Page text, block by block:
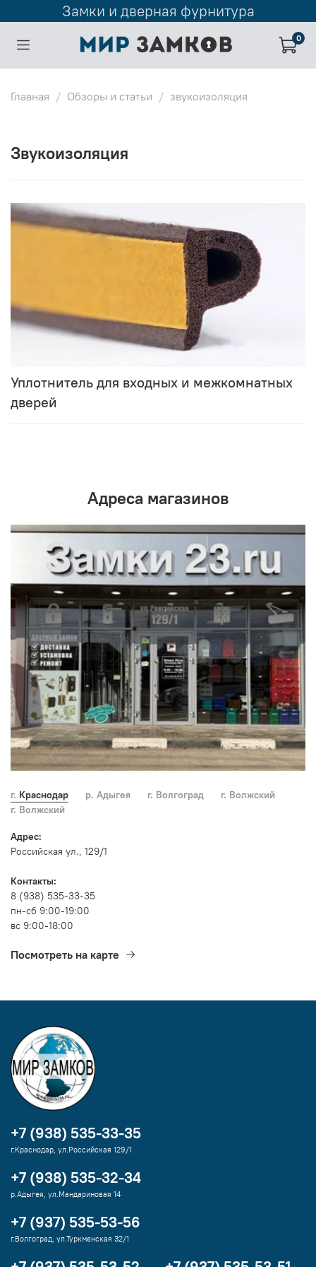
Замки и дверная фурнитура
0
Главная Обзоры и статьи звукоизоляция
звукоизоляция
Уплотнитель для входных и межкомнатных
дверей
Адреса магазинов
г. Краснодар р. Адыгея г. Волгоград
г. Волжский
г. Волжский
Адрес:
Российская ул., 129/1
Контакты:
8 (938) 535-33-35
пн-сб 9:00-19:00
вс 9:00-18:00
Посмотреть на карте
+7 (938) 535-33-35
г.Краснодар, ул.Российская 129/1
+7 (938) 535-32-34
р.Адыгея, ул.Мандариновая 14
+7 (937) 535-53-56
г.Волгоград, ул.Туркменская 32/1